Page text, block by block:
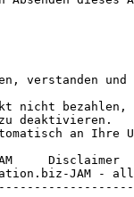
verstanden
nicht
deaktivieren.
an Ihre
Disclaimer
JAM -